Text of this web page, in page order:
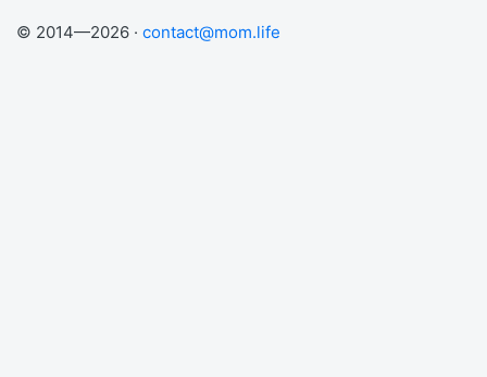
© 2014—2026 · contact@mom.life